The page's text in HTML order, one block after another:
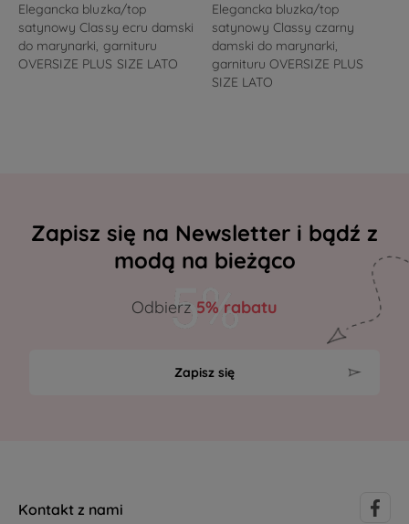
Elegancka bluzka/top
satynowy Classy ecru damski
do marynarki, garnituru
OVERSIZE PLUS SIZE LATO
Elegancka bluzka/top
satynowy Classy czarny
damski do marynarki,
garnituru OVERSIZE PLUS
SIZE LATO
Zapisz się na Newsletter i bądź z
modą na bieżąco
Odbierz 5% rabatu
Zapisz się
Kontakt z nami